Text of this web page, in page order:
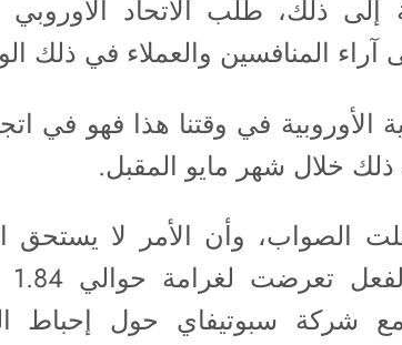
إلى ذلك، طلب الاتحاد
المنافسين والعملاء في ذلك
في وقتنا هذا فهو في
خلال شهر مايو المقبل.
الصواب، وأن الأمر لا
شركة سبوتيفاي حول